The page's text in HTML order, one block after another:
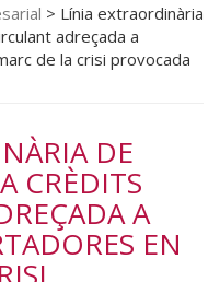
> Línia extraordinària
adreçada a
de la crisi provocada
DE
CRÈDITS
A
EN